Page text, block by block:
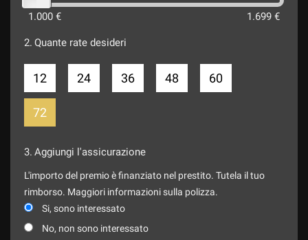
1.000 € 1.699 €
2. Quante rate desideri
12 24 36 48 60
72
3. Aggiungi l'assicurazione
L'importo del premio è finanziato nel prestito. Tutela il tuo
rimborso. Maggiori informazioni sulla polizza.
Si, sono interessato
No, non sono interessato